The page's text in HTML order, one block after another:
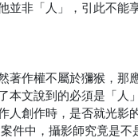
非「人」，引此不能
著作權不屬於獼猴，那
本文說到的必須是「
人創作時，是否就光
件中，攝影師究竟是不